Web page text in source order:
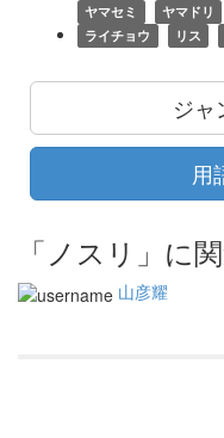
ヤマセミ
ヤマドリ
ライチョウ
リス
ジャ
用
「ノスリ」に
山彦耀